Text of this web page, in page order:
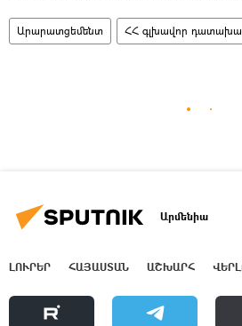
Արարատցեմենտ ՀՀ գլխավոր
Արմենիա
ԼՈՒՐԵՐ ՀԱՅԱՍՏԱՆ ԱՇԽԱՐՀ